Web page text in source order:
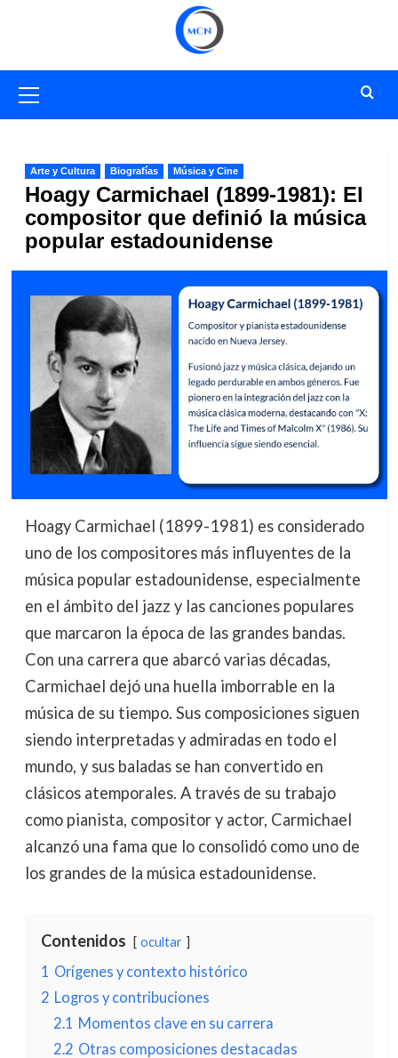
primario
Arte y Cultura Biografías Música y Cine
Hoagy Carmichael (1899-1981): El
compositor que definió la música
popular estadounidense
Hoagy Carmichael (1899-1981) es considerado
uno de los compositores más influyentes de la
música popular estadounidense, especialmente
en el ámbito del jazz y las canciones populares
que marcaron la época de las grandes bandas.
Con una carrera que abarcó varias décadas,
Carmichael dejó una huella imborrable en la
música de su tiempo. Sus composiciones siguen
siendo interpretadas y admiradas en todo el
mundo, y sus baladas se han convertido en
clásicos atemporales. A través de su trabajo
como pianista, compositor y actor, Carmichael
alcanzó una fama que lo consolidó como uno de
los grandes de la música estadounidense.
Contenidos ocultar
1 Orígenes y contexto histórico
2 Logros y contribuciones
2.1 Momentos clave en su carrera
2.2 Otras composiciones destacadas